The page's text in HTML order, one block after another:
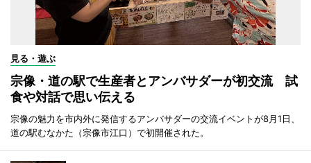
見る・遊ぶ
宗像・道の駅で生産者とアンバサダーが初交流 試
食や対話で思い伝える
宗像の魅力を市内外に発信するアンバサダーの交流イベントが8月1日、
道の駅むなかた（宗像市江口）で初開催された。